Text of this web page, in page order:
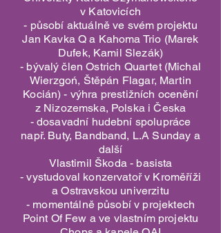
v Katovicích
- působí aktuálně ve svém projektu
Jan Kavka Q a Kahoma Trio (Marek
Dufek, Kamil Slezák)
- bývalý člen Ostrich Quartet (Michal
Wierzgoń, Štěpán Flagar, Martin
Kocián) - výhra prestižních ocenění
z Nizozemska, Polska i Česka
- dosavadní hudební spolupráce
např. Buty, Bandband, L.A Sunday a
další
Vlastimil Škoda - basista
- vystudoval konzervatoř v Kroměříži
a Ostravskou univerzitu
- momentálně působí v projektech
Point Of Few a ve vlastním projektu